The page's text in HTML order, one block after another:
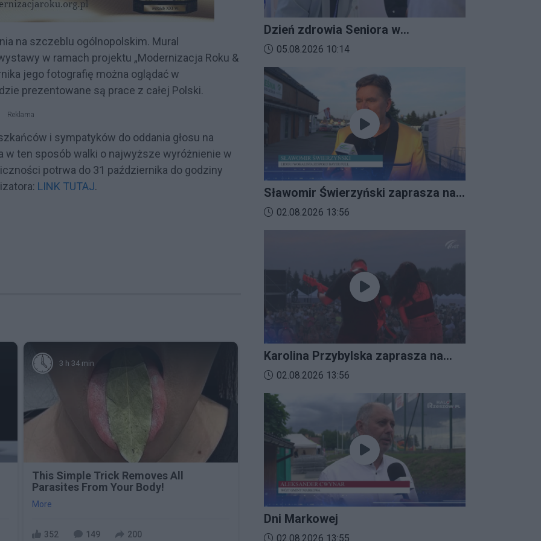
na szczeblu ogólnopolskim. Mural
w ramach projektu „Modernizacja Roku &
jego fotografię można oglądać w
prezentowane są prace z całej Polski.
Reklama
i sympatyków do oddania głosu na
w ten sposób walki o najwyższe wyróżnienie w
potrwa do 31 października do godziny
LINK TUTAJ.
3 h 34 min
This Simple Trick Removes All
Parasites From Your Body!
More
352 149 200
Dzień zdrowia Seniora w
Bratkowicach
Data dodania materiału wideo:
05.08.2026 10:14
Sławomir Świerzyński zaprasza na
Imprezalia 2026
Data dodania materiału wideo:
02.08.2026 13:56
Karolina Przybylska zaprasza na
Imprezalia 2026
Data dodania materiału wideo:
02.08.2026 13:56
Dni Markowej
Data dodania materiału wideo:
02.08.2026 13:55